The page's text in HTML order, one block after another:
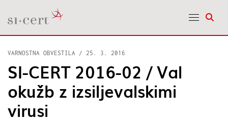
VARNOSTNA OBVESTILA / 25. 3. 2016
SI-CERT 2016-02 / Val
okužb z izsiljevalskimi
virusi